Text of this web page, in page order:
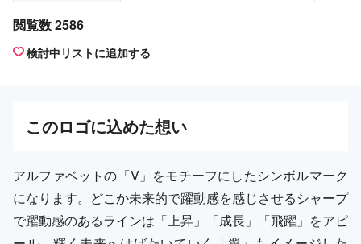
閲覧数 2586
検討中リストに追加する
このロゴに込めた想い
アルファベットの「V」をモチーフにしたシンボルマーク
になります。どこか未来的で躍動感を感じさせるシャープ
で躍動感のあるラインは「上昇」「成長」「飛躍」をアピ